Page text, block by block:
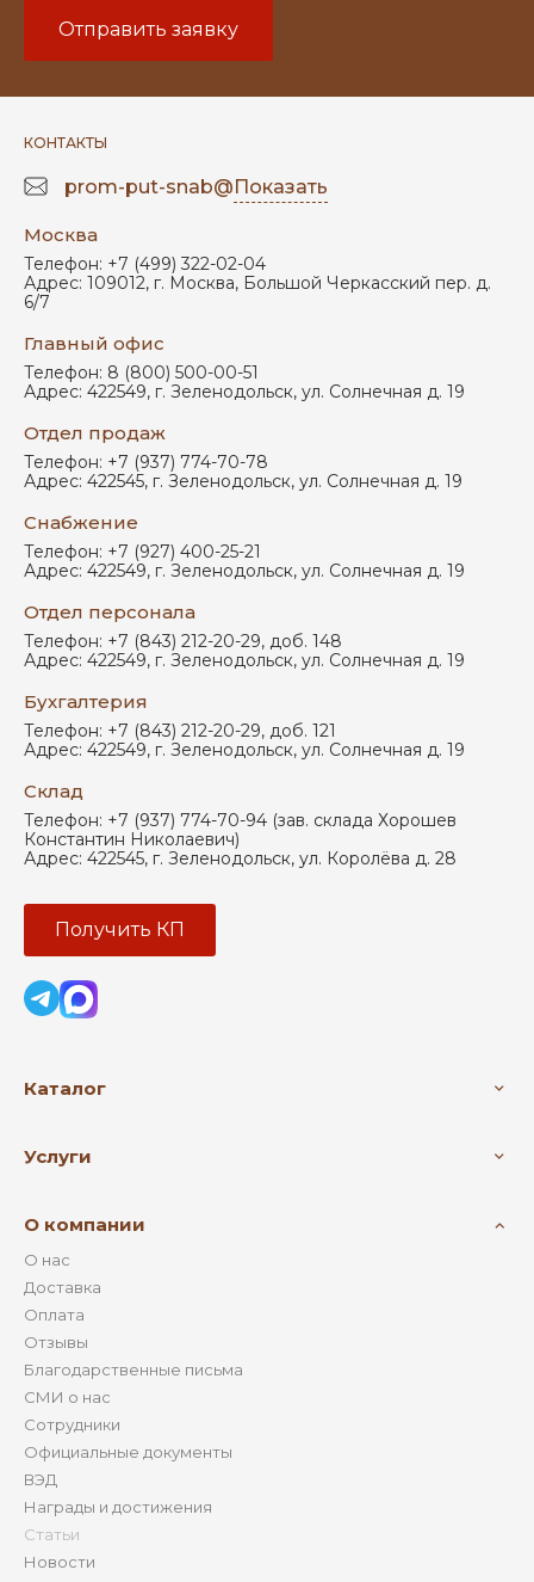
Отправить заявку
КОНТАКТЫ
prom-put-snab@Показать
Москва
Телефон: +7 (499) 322-02-04
Адрес: 109012, г. Москва, Большой Черкасский пер. д.
6/7
Главный офис
Телефон: 8 (800) 500-00-51
Адрес: 422549, г. Зеленодольск, ул. Солнечная д. 19
Отдел продаж
Телефон: +7 (937) 774-70-78
Адрес: 422545, г. Зеленодольск, ул. Солнечная д. 19
Снабжение
Телефон: +7 (927) 400-25-21
Адрес: 422549, г. Зеленодольск, ул. Солнечная д. 19
Отдел персонала
Телефон: +7 (843) 212-20-29, доб. 148
Адрес: 422549, г. Зеленодольск, ул. Солнечная д. 19
Бухгалтерия
Телефон: +7 (843) 212-20-29, доб. 121
Адрес: 422549, г. Зеленодольск, ул. Солнечная д. 19
Склад
Телефон: +7 (937) 774-70-94 (зав. склада Хорошев
Константин Николаевич)
Адрес: 422545, г. Зеленодольск, ул. Королёва д. 28
Получить КП
Каталог
Услуги
О компании
О нас
Доставка
Оплата
Отзывы
Благодарственные письма
СМИ о нас
Сотрудники
Официальные документы
ВЭД
Награды и достижения
Статьи
Новости